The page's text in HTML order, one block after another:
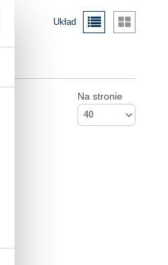
Układ
Na stronie
40